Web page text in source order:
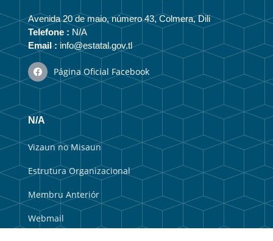
Avenida 20 de maio, número 43, Colmera, Dili
Telefone : N/A
Email :info@estatal.gov.tl
Página Oficial Facebook
N/A
Vizaun no Misaun
Estrutura Organizacional
Membru Anteriór
Webmail